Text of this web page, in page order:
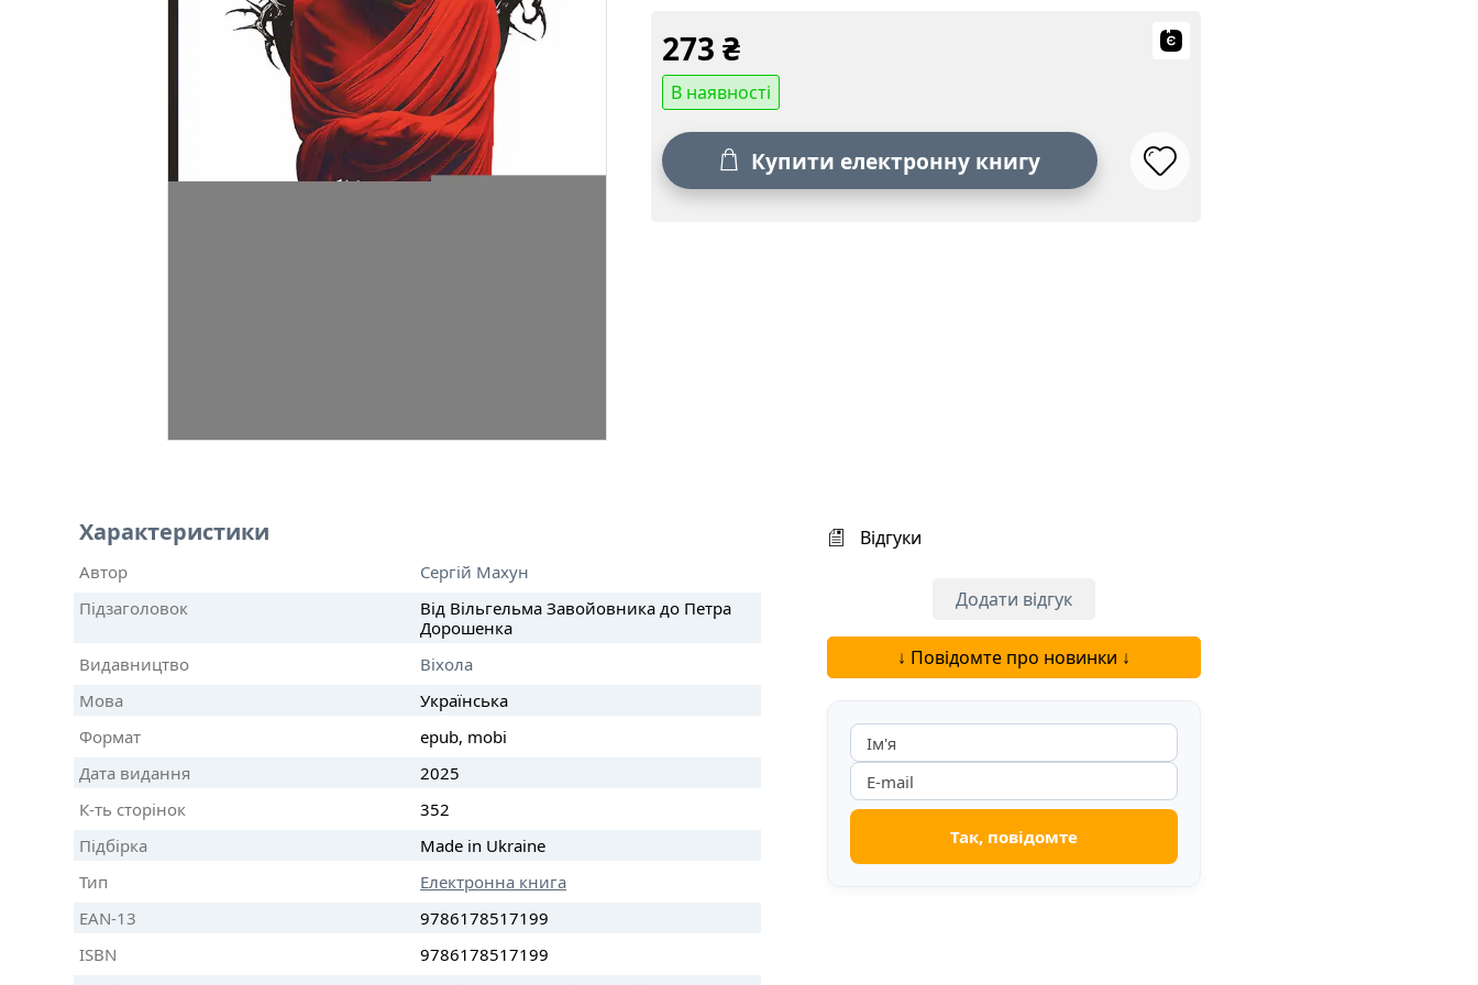
273 ₴
В наявності
Купити електронну книгу
Характеристики
Автор
Сергій Махун
Підзаголовок
Від Вільгельма Завойовника до Петра
Дорошенка
Видавництво
Віхола
Мова
Українська
Формат
epub, mobi
Дата видання
2025
К-ть сторінок
352
Підбірка
Made in Ukraine
Тип
Електронна книга
EAN-13
9786178517199
ISBN
9786178517199
Відгуки
Додати відгук
↓ Повідомте про новинки ↓